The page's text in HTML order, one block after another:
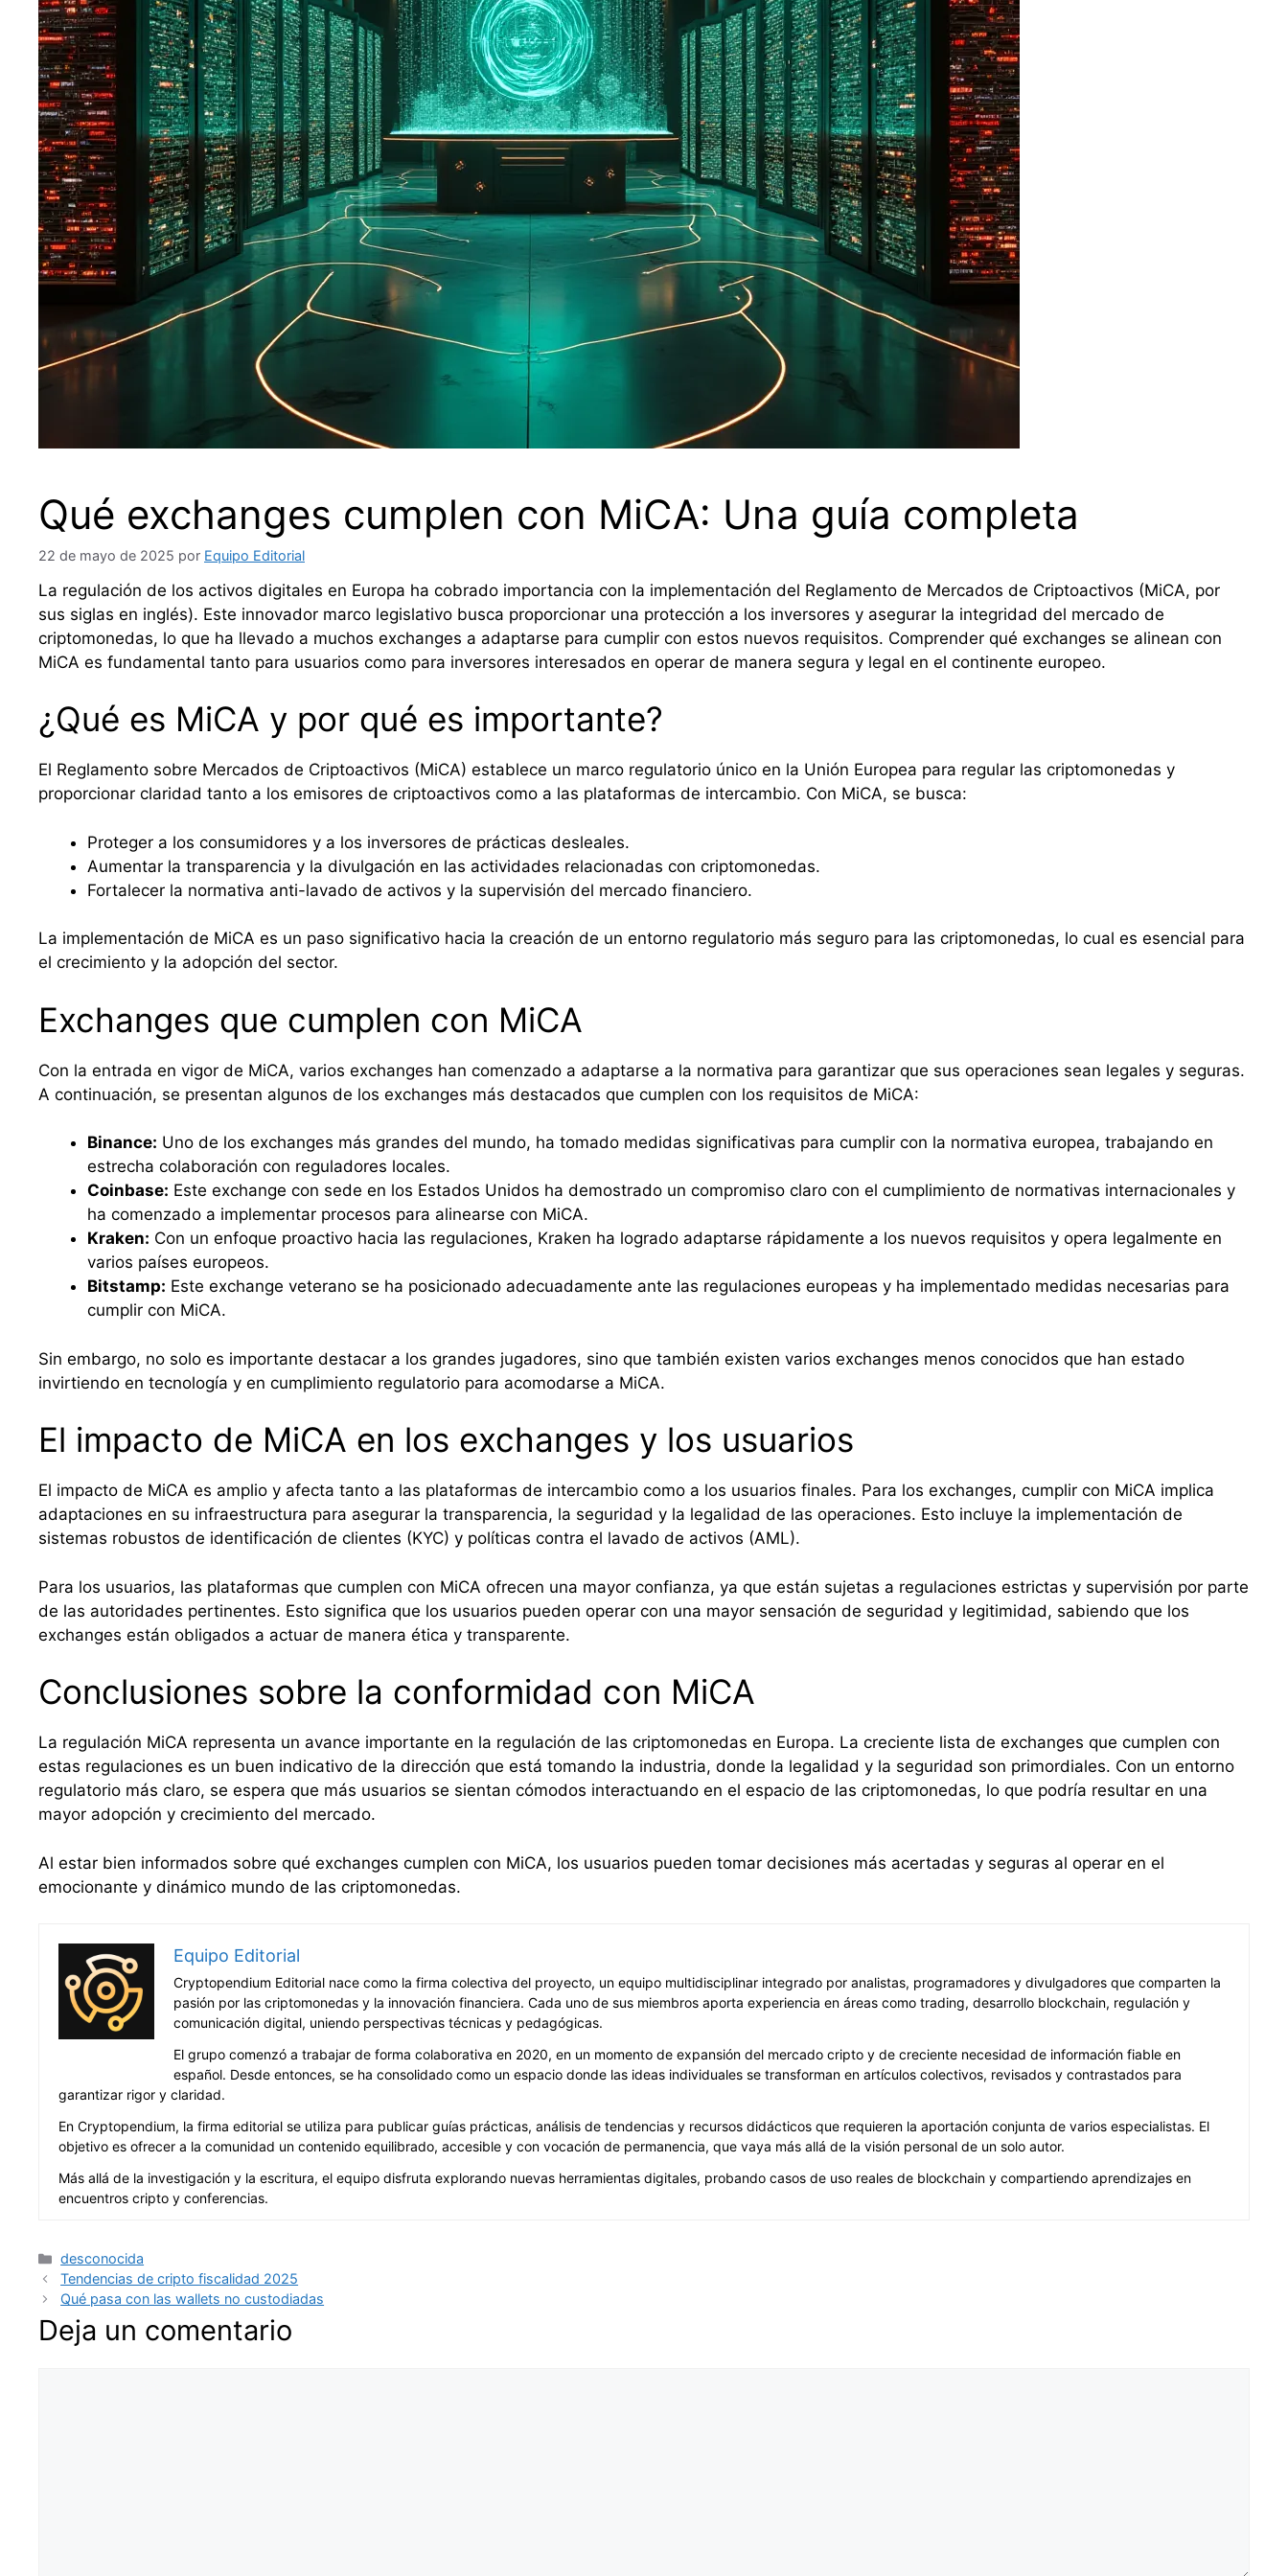
Qué exchanges cumplen con MiCA: Una guía completa
22 de mayo de 2025 por Equipo Editorial
La regulación de los activos digitales en Europa ha cobrado importancia con la implementación del Reglamento de Mercados de Criptoactivos (MiCA, por
sus siglas en inglés). Este innovador marco legislativo busca proporcionar una protección a los inversores y asegurar la integridad del mercado de
criptomonedas, lo que ha llevado a muchos exchanges a adaptarse para cumplir con estos nuevos requisitos. Comprender qué exchanges se alinean con
MiCA es fundamental tanto para usuarios como para inversores interesados en operar de manera segura y legal en el continente europeo.
¿Qué es MiCA y por qué es importante?
El Reglamento sobre Mercados de Criptoactivos (MiCA) establece un marco regulatorio único en la Unión Europea para regular las criptomonedas y
proporcionar claridad tanto a los emisores de criptoactivos como a las plataformas de intercambio. Con MiCA, se busca:
Proteger a los consumidores y a los inversores de prácticas desleales.
Aumentar la transparencia y la divulgación en las actividades relacionadas con criptomonedas.
Fortalecer la normativa anti-lavado de activos y la supervisión del mercado financiero.
La implementación de MiCA es un paso significativo hacia la creación de un entorno regulatorio más seguro para las criptomonedas, lo cual es esencial para
el crecimiento y la adopción del sector.
Exchanges que cumplen con MiCA
Con la entrada en vigor de MiCA, varios exchanges han comenzado a adaptarse a la normativa para garantizar que sus operaciones sean legales y seguras.
A continuación, se presentan algunos de los exchanges más destacados que cumplen con los requisitos de MiCA:
Binance: Uno de los exchanges más grandes del mundo, ha tomado medidas significativas para cumplir con la normativa europea, trabajando en
estrecha colaboración con reguladores locales.
Coinbase: Este exchange con sede en los Estados Unidos ha demostrado un compromiso claro con el cumplimiento de normativas internacionales y
ha comenzado a implementar procesos para alinearse con MiCA.
Kraken: Con un enfoque proactivo hacia las regulaciones, Kraken ha logrado adaptarse rápidamente a los nuevos requisitos y opera legalmente en
varios países europeos.
Bitstamp: Este exchange veterano se ha posicionado adecuadamente ante las regulaciones europeas y ha implementado medidas necesarias para
cumplir con MiCA.
Sin embargo, no solo es importante destacar a los grandes jugadores, sino que también existen varios exchanges menos conocidos que han estado
invirtiendo en tecnología y en cumplimiento regulatorio para acomodarse a MiCA.
El impacto de MiCA en los exchanges y los usuarios
El impacto de MiCA es amplio y afecta tanto a las plataformas de intercambio como a los usuarios finales. Para los exchanges, cumplir con MiCA implica
adaptaciones en su infraestructura para asegurar la transparencia, la seguridad y la legalidad de las operaciones. Esto incluye la implementación de
sistemas robustos de identificación de clientes (KYC) y políticas contra el lavado de activos (AML).
Para los usuarios, las plataformas que cumplen con MiCA ofrecen una mayor confianza, ya que están sujetas a regulaciones estrictas y supervisión por parte
de las autoridades pertinentes. Esto significa que los usuarios pueden operar con una mayor sensación de seguridad y legitimidad, sabiendo que los
exchanges están obligados a actuar de manera ética y transparente.
Conclusiones sobre la conformidad con MiCA
La regulación MiCA representa un avance importante en la regulación de las criptomonedas en Europa. La creciente lista de exchanges que cumplen con
estas regulaciones es un buen indicativo de la dirección que está tomando la industria, donde la legalidad y la seguridad son primordiales. Con un entorno
regulatorio más claro, se espera que más usuarios se sientan cómodos interactuando en el espacio de las criptomonedas, lo que podría resultar en una
mayor adopción y crecimiento del mercado.
Al estar bien informados sobre qué exchanges cumplen con MiCA, los usuarios pueden tomar decisiones más acertadas y seguras al operar en el
emocionante y dinámico mundo de las criptomonedas.
Equipo Editorial
Cryptopendium Editorial nace como la firma colectiva del proyecto, un equipo multidisciplinar integrado por analistas, programadores y divulgadores que comparten la
pasión por las criptomonedas y la innovación financiera. Cada uno de sus miembros aporta experiencia en áreas como trading, desarrollo blockchain, regulación y
comunicación digital, uniendo perspectivas técnicas y pedagógicas.
El grupo comenzó a trabajar de forma colaborativa en 2020, en un momento de expansión del mercado cripto y de creciente necesidad de información fiable en
español. Desde entonces, se ha consolidado como un espacio donde las ideas individuales se transforman en artículos colectivos, revisados y contrastados para
garantizar rigor y claridad.
En Cryptopendium, la firma editorial se utiliza para publicar guías prácticas, análisis de tendencias y recursos didácticos que requieren la aportación conjunta de varios especialistas. El
objetivo es ofrecer a la comunidad un contenido equilibrado, accesible y con vocación de permanencia, que vaya más allá de la visión personal de un solo autor.
Más allá de la investigación y la escritura, el equipo disfruta explorando nuevas herramientas digitales, probando casos de uso reales de blockchain y compartiendo aprendizajes en
encuentros cripto y conferencias.
Categorías
desconocida
Tendencias de cripto fiscalidad 2025
Qué pasa con las wallets no custodiadas
Deja un comentario